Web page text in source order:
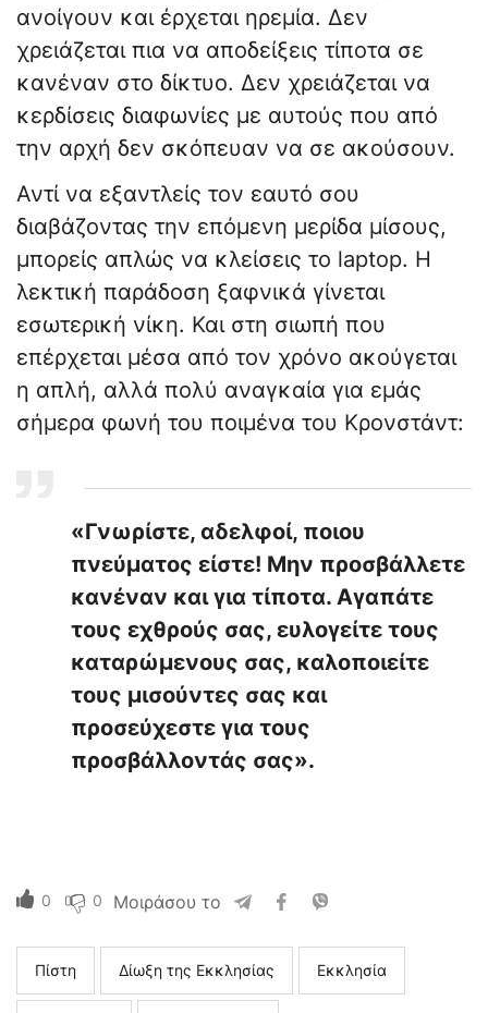
ανοίγουν και έρχεται ηρεμία. Δεν
χρειάζεται πια να αποδείξεις τίποτα σε
κανέναν στο δίκτυο. Δεν χρειάζεται να
κερδίσεις διαφωνίες με αυτούς που από
την αρχή δεν σκόπευαν να σε ακούσουν.
Αντί να εξαντλείς τον εαυτό σου
διαβάζοντας την επόμενη μερίδα μίσους,
μπορείς απλώς να κλείσεις το laptop. Η
λεκτική παράδοση ξαφνικά γίνεται
εσωτερική νίκη. Και στη σιωπή που
επέρχεται μέσα από τον χρόνο ακούγεται
η απλή, αλλά πολύ αναγκαία για εμάς
σήμερα φωνή του ποιμένα του Κρονστάντ:
«Γνωρίστε, αδελφοί, ποιου
πνεύματος είστε! Μην προσβάλλετε
κανέναν και για τίποτα. Αγαπάτε
τους εχθρούς σας, ευλογείτε τους
καταρώμενους σας, καλοποιείτε
τους μισούντες σας και
προσεύχεστε για τους
προσβάλλοντάς σας».
0 0 Μοιράσου το
Πίστη Δίωξη της Εκκλησίας Εκκλησία